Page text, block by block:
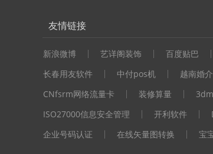
友情链接
新浪微博 艺详阁装饰 百度贴巴
长春用友软件
中付pos机 越南婚介
CNfsrm网络流量卡
装修算量
ISO27000信息安全管理
开利软件
企业号码认证
在线矢量图转换 宝